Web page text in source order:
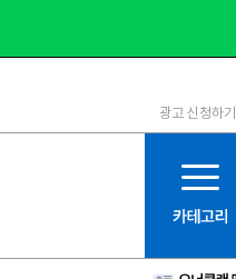
1등급
11등급
12등급
15등급
광고 신청하기